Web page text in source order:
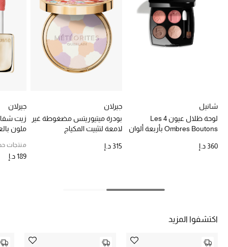
عرض جميع المنتجات
خصومات
ركن أناقة المنتجعات
حصريًا عبر الإنترنت
الملابس الرياضية النسائية
شانيل
لوحة ظلال عيون Les 4
Ombres Boutons بأربعة ألوان
360 د.إ
جيرلان
بودرة ميتيوريتس مضغوطة غير
لامعة لتثبيت المكياج
315 د.إ
جيرلان
زيت
منتجات
189 د.إ
اكتشفوا المزيد